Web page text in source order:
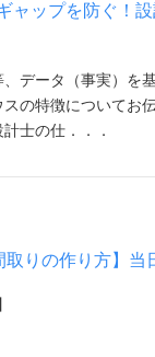
ャップを防ぐ！
データ（事実）を
の特徴についてお
士の仕．．．
りの作り方】当